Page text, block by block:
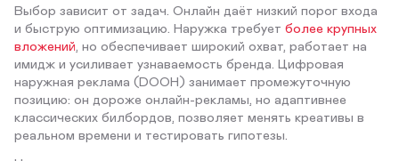
Выбор зависит от задач. Онлайн даёт низкий порог входа
и быструю оптимизацию. Наружка требует более крупных
вложений , но обеспечивает широкий охват, работает на
имидж и усиливает узнаваемость бренда. Цифровая
наружная реклама (DOOH) занимает промежуточную
позицию: он дороже онлайн-рекламы, но адаптивнее
классических билбордов, позволяет менять креативы в
реальном времени и тестировать гипотезы.